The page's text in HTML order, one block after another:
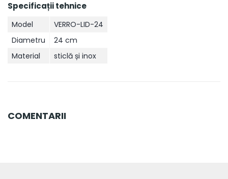
Specificații tehnice
Model
VERRO-LID-24
Diametru
24 cm
Material
sticlă și inox
COMENTARII